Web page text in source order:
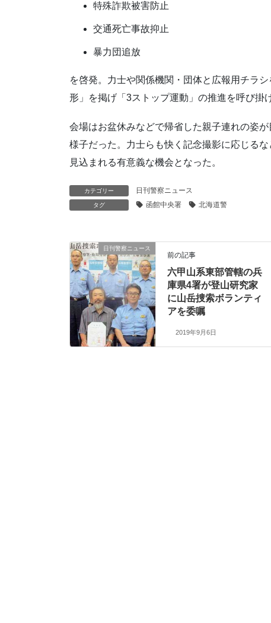
特殊詐欺被害防止
交通死亡事故抑止
暴力団追放
を啓発。力士や関係機関・団体と広報用チラ
形」を掲げ「3ストップ運動」の推進を呼び掛
会場はお盆休みなどで帰省した親子連れの姿
様子だった。力士らも快く記念撮影に応じる
見込まれる有意義な機会となった。
カテゴリー 日刊警察ニュース
タグ 函館中央署 北海道警
日刊警察ニュース
前の記事
六甲山系東部管轄の兵
庫県4署が登山研究家
に山岳捜索ボランティ
アを委嘱
2019年9月6日